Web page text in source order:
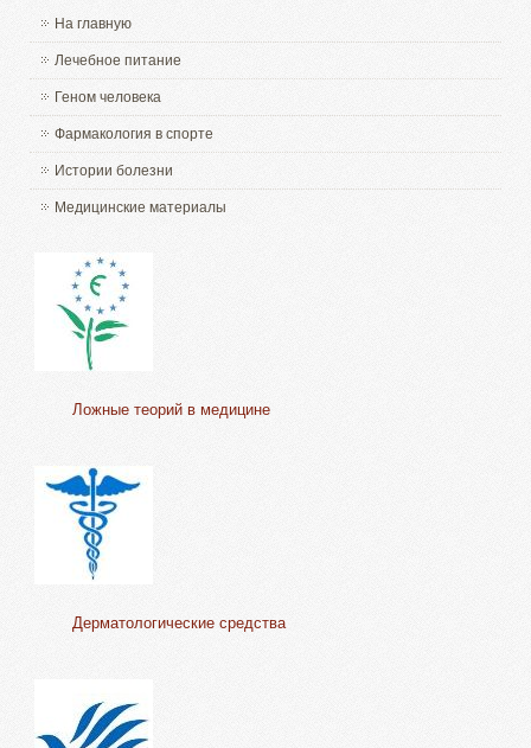
На главную
Лечебное питание
Геном человека
Фармакология в спорте
Истории болезни
Медицинские материалы
Ложные теорий в медицине
Дерматологические средства